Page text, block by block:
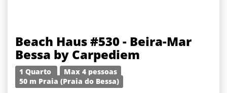
Beach Haus #530 - Beira-Mar
Bessa by Carpediem
1 Quarto
Max 4 pessoas
50 m Praia (Praia do Bessa)